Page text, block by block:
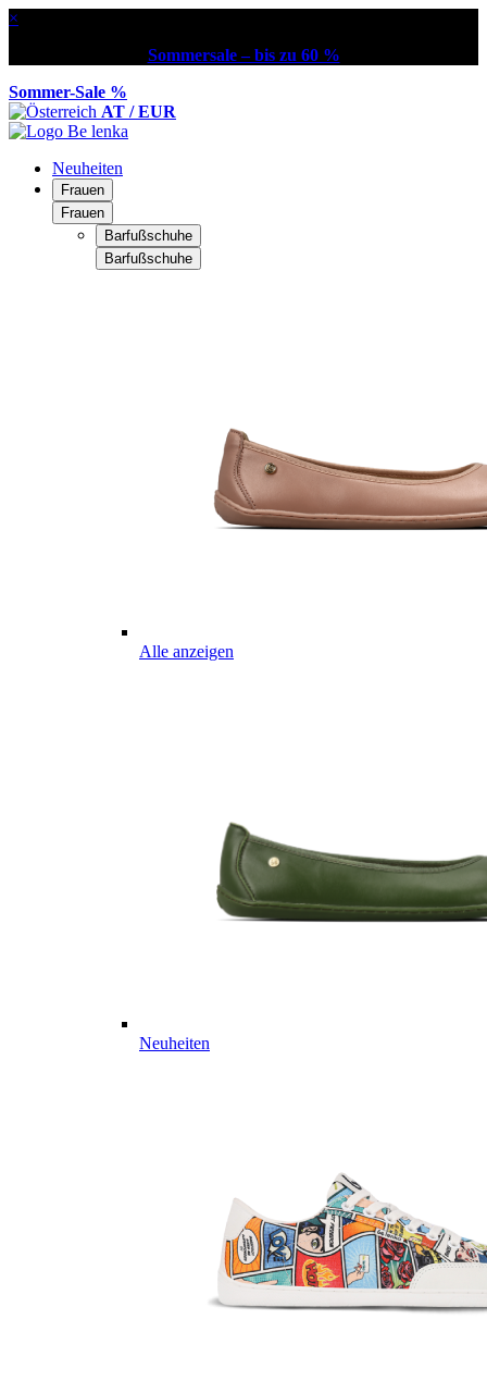
×
Sommersale – bis zu 60 %
Sommer-Sale %
AT / EUR
Neuheiten
Frauen
Frauen
Barfußschuhe
Barfußschuhe
Alle anzeigen
Neuheiten